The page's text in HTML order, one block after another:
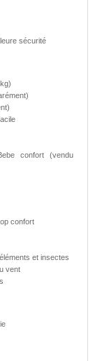
sécurité
confort (vendu
confort
et insectes
vent